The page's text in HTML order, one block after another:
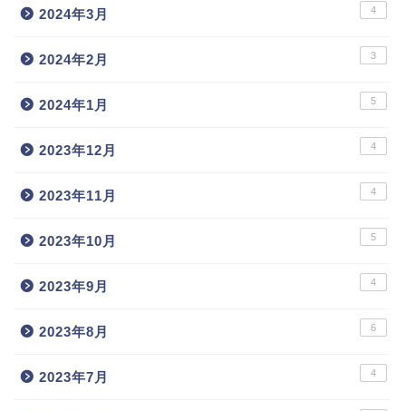
2024年3月 4
2024年2月 3
2024年1月 5
2023年12月 4
2023年11月 4
2023年10月 5
2023年9月 4
2023年8月 6
2023年7月 4